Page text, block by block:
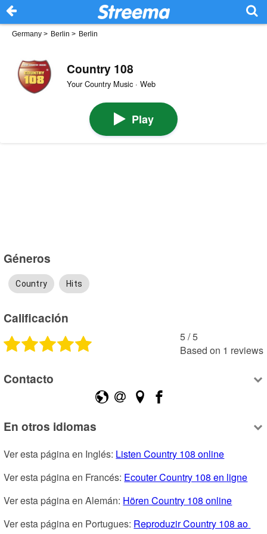
Germany > Berlin > Berlin
Country 108
Your Country Music · Web
Play
Géneros
Country Hits
Calificación
5 /5
Based on 1 reviews
Contacto
En otros idiomas
Ver esta página en Inglés: Listen Country 108 online
Ver esta página en Francés: Ecouter Country 108 en ligne
Ver esta página en Alemán: Hören Country 108 online
Ver esta página en Portugues: Reproduzir Country 108 ao